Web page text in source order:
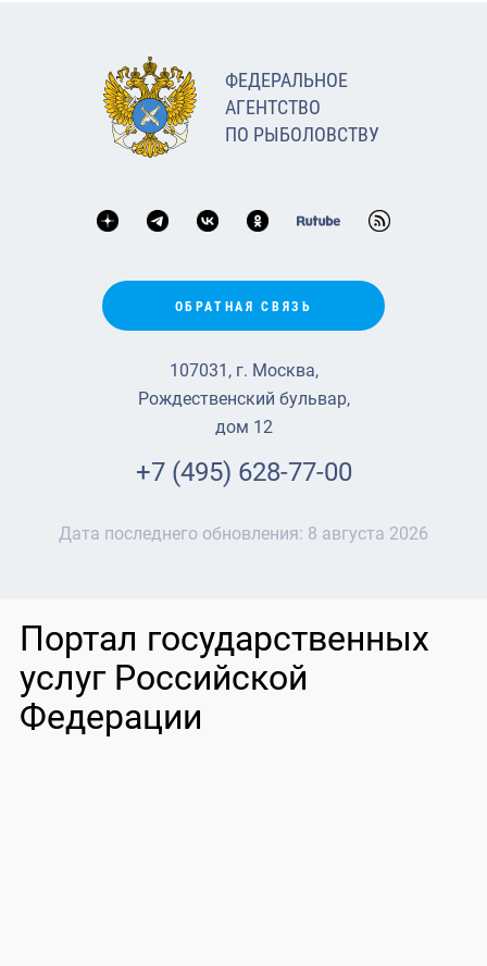
ФЕДЕРАЛЬНОЕ
АГЕНТСТВО
ПО РЫБОЛОВСТВУ
ОБРАТНАЯ СВЯЗЬ
107031, г. Москва,
Рождественский бульвар,
дом 12
+7 (495) 628-77-00
Дата последнего обновления: 8 августа 2026
Портал государственных
услуг Российской
Федерации